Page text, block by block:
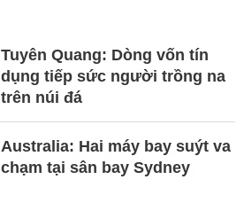
Tuyên Quang: Dòng vốn tín
dụng tiếp sức người trồng na
trên núi đá
Australia: Hai máy bay suýt va
chạm tại sân bay Sydney